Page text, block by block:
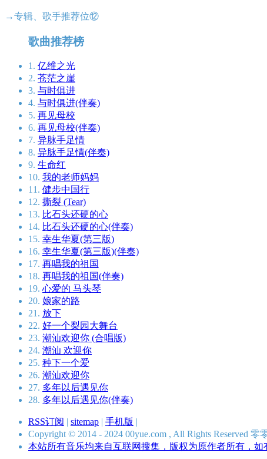
→专辑、歌手推荐位⑫
歌曲推荐榜
1. 亿维之光
2. 苍茫之崖
3. 与时俱进
4. 与时俱进(伴奏)
5. 再见母校
6. 再见母校(伴奏)
7. 异脉手足情
8. 异脉手足情(伴奏)
9. 生命红
10. 我的老师妈妈
11. 健步中国行
12. 撕裂 (Tear)
13. 比石头还硬的心
14. 比石头还硬的心(伴奏)
15. 幸生华夏(第三版)
16. 幸生华夏(第三版)(伴奏)
17. 再唱我的祖国
18. 再唱我的祖国(伴奏)
19. 心爱的 马头琴
20. 娘家的路
21. 放下
22. 好一个梨园大舞台
23. 潮汕欢迎你 (合唱版)
24. 潮汕 欢迎你
25. 种下一个爱
26. 潮汕欢迎你
27. 多年以后遇见你
28. 多年以后遇见你(伴奏)
RSS订阅 | sitemap | 手机版 |
Copyright © 2014 - 2024 00yue.com , All Rights Reserved
本站所有音乐均来自互联网搜集，版权为原作者所有，如